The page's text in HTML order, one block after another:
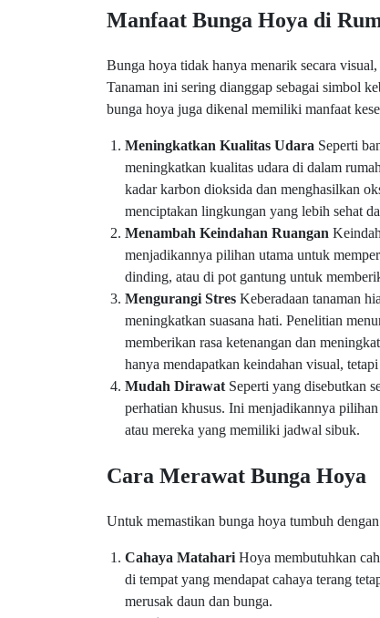
Manfaat Bunga Hoya di
Bunga hoya tidak hanya menarik secara
Tanaman ini sering dianggap sebagai simbol
bunga hoya juga dikenal memiliki manfaat
Meningkatkan Kualitas Udara Seperti
meningkatkan kualitas udara di dalam
kadar karbon dioksida dan menghasilkan
menciptakan lingkungan yang lebih sehat
Menambah Keindahan Ruangan
menjadikannya pilihan utama untuk
dinding, atau di pot gantung untuk
Mengurangi Stres Keberadaan tanaman
meningkatkan suasana hati. Penelitian
memberikan rasa ketenangan dan
hanya mendapatkan keindahan visual,
Mudah Dirawat Seperti yang disebutkan
perhatian khusus. Ini menjadikannya
atau mereka yang memiliki jadwal sibuk.
Cara Merawat Bunga Hoya
Untuk memastikan bunga hoya tumbuh
Cahaya Matahari Hoya membutuhkan
di tempat yang mendapat cahaya terang
merusak daun dan bunga.